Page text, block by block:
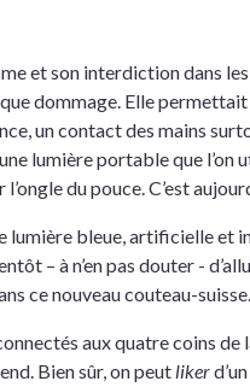
et son interdiction dans les
dommage. Elle
un contact des mains
lumière portable que
du pouce. C’est
lumière bleue, artificielle et
– à n’en pas douter -
ce nouveau couteau-
aux quatre coins
Bien sûr, on peut liker